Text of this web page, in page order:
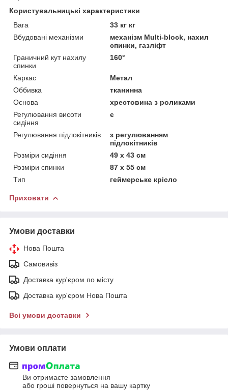
Користувальницькі характеристики
Вага
33 кг кг
Вбудовані механізми
механізм Multi-block, нахил
спинки, газліфт
Граничний кут нахилу
спинки
160°
Каркас
Метал
Оббивка
тканинна
Основа
хрестовина з роликами
Регулювання висоти
сидіння
є
Регулювання підлокітників
з регулюванням
підлокітників
Розміри сидіння
49 х 43 см
Розміри спинки
87 х 55 см
Тип
геймерське крісло
Приховати
Умови доставки
Нова Пошта
Самовивіз
Доставка кур'єром по місту
Доставка кур'єром Нова Пошта
Всі умови доставки
Умови оплати
Ви отримаєте замовлення
або гроші повернуться на вашу картку